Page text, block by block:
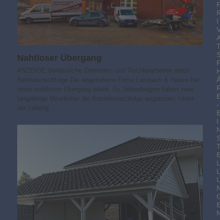
Nahtloser Übergang
ANZEIGE Verlässliche Zimmerer- und Tischlerarbeiten durch
Betriebsnachfolge Die angesehene Firma Lambach & Haase hat
einen nahtlosen Übergang erlebt. Zu Jahresbeginn haben zwei
langjährige Mitarbeiter die Betriebsnachfolge angetreten. Unter
der Leitung…
I
-
I
L
L